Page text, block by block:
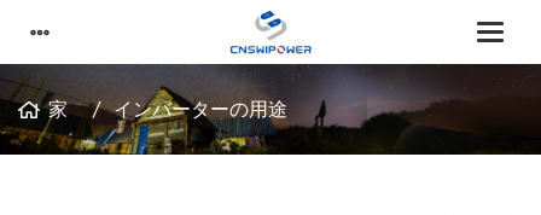
家 インバーターの用途